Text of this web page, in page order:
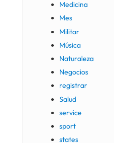
Medicina
Mes
Militar
Música
Naturaleza
Negocios
registrar
Salud
service
sport
states